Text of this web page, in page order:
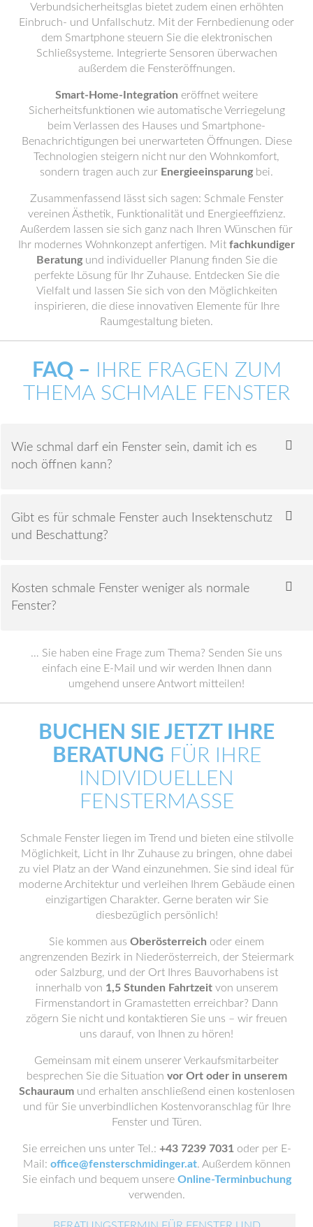
Verbundsicherheitsglas bietet zudem einen erhöhten
Einbruch- und Unfallschutz. Mit der Fernbedienung oder
dem Smartphone steuern Sie die elektronischen
Schließsysteme. Integrierte Sensoren überwachen
außerdem die Fensteröffnungen.
Smart-Home-Integration eröffnet weitere
Sicherheitsfunktionen wie automatische Verriegelung
beim Verlassen des Hauses und Smartphone-
Benachrichtigungen bei unerwarteten Öffnungen. Diese
Technologien steigern nicht nur den Wohnkomfort,
sondern tragen auch zur Energieeinsparung bei.
Zusammenfassend lässt sich sagen: Schmale Fenster
vereinen Ästhetik, Funktionalität und Energieeffizienz.
Außerdem lassen sie sich ganz nach Ihren Wünschen für
Ihr modernes Wohnkonzept anfertigen. Mit fachkundiger
Beratungund individueller Planung finden Sie die
perfekte Lösung für Ihr Zuhause. Entdecken Sie die
Vielfalt und lassen Sie sich von den Möglichkeiten
inspirieren, die diese innovativen Elemente für Ihre
Raumgestaltung bieten.
FAQ – IHRE FRAGEN ZUM
THEMA SCHMALE FENSTER
Wie schmal darf ein Fenster sein, damit ich es
noch öffnen kann?
Gibt es für schmale Fenster auch Insektenschutz
und Beschattung?
Kosten schmale Fenster weniger als normale
Fenster?
… Sie haben eine Frage zum Thema? Senden Sie uns
einfach eine E-Mail und wir werden Ihnen dann
umgehend unsere Antwort mitteilen!
BUCHEN SIE JETZT IHRE
BERATUNG FÜR IHRE
INDIVIDUELLEN
FENSTERMASSE
Schmale Fenster liegen im Trend und bieten eine stilvolle
Möglichkeit, Licht in Ihr Zuhause zu bringen, ohne dabei
zu viel Platz an der Wand einzunehmen. Sie sind ideal für
moderne Architektur und verleihen Ihrem Gebäude einen
einzigartigen Charakter. Gerne beraten wir Sie
diesbezüglich persönlich!
Sie kommen aus Oberösterreich oder einem
angrenzenden Bezirk in Niederösterreich, der Steiermark
oder Salzburg, und der Ort Ihres Bauvorhabens ist
innerhalb von 1,5 Stunden Fahrtzeitvon unserem
Firmenstandort in Gramastetten erreichbar? Dann
zögern Sie nicht und kontaktieren Sie uns – wir freuen
uns darauf, von Ihnen zu hören!
Gemeinsam mit einem unserer Verkaufsmitarbeiter
besprechen Sie die Situation vor Ort oder in unserem
Schauraum und erhalten anschließend einen kostenlosen
und für Sie unverbindlichen Kostenvoranschlag für Ihre
Fenster und Türen.
Sie erreichen uns unter Tel.: +43 7239 7031oder per E-
Mail: office@fensterschmidinger.at. Außerdem können
Sie einfach und bequem unsere Online-Terminbuchung
verwenden.